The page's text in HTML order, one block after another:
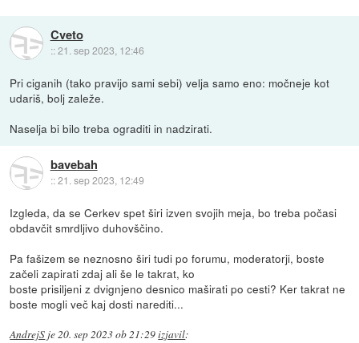
Cveto
::21. sep 2023, 12:46
Pri ciganih (tako pravijo sami sebi) velja samo eno: močneje kot
udariš, bolj zaleže.
Naselja bi bilo treba ograditi in nadzirati.
bavebah
::21. sep 2023, 12:49
Izgleda, da se Cerkev spet širi izven svojih meja, bo treba počasi
obdavčit smrdljivo duhovščino.
Pa fašizem se neznosno širi tudi po forumu, moderatorji, boste
začeli zapirati zdaj ali še le takrat, ko
boste prisiljeni z dvignjeno desnico maširati po cesti? Ker takrat ne
boste mogli več kaj dosti narediti...
AndrejS je20. sep 2023 ob 21:29izjavil: